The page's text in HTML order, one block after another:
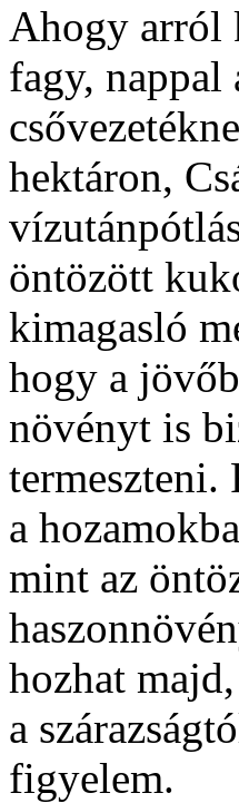
Ahogy arról
fagy, nappal
hektáron,
öntözött
kimagasló
hogy a
növényt is
termeszteni.
a
mint az
hozhat
a
figyelem.